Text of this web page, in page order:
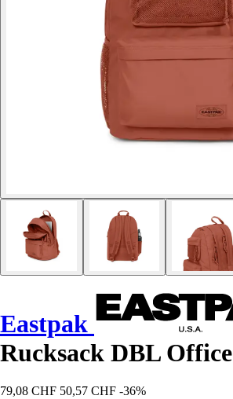
Eastpak
Rucksack DBL Office
79,08 CHF 50,57 CHF -36%